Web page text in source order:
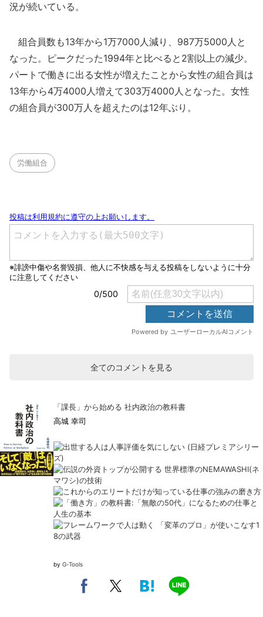
況が続いている。
組合員数も13年から1万7000人減り、987万5000人と
なった。ピークだった1994年と比べると2割以上の減少。
パートで働きに出る女性が増えたことから女性の組合員は
13年から4万4000人増えて303万4000人となった。女性
の組合員が300万人を超えたのは12年ぶり。
労働組合
全てのコメントを見る
「課長」から始める 社内政治の教科書
高城 幸司
by G-Tools